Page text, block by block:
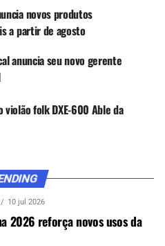
evento a Izzo Musical
novas e diferentes
final.
novos produtos
a partir de agosto
anuncia seu novo gerente
violão folk DXE-600 Able da
10 jul 2026
2026 reforça novos usos da